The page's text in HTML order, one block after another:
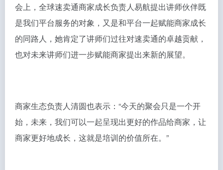
会上，全球速卖通商家成长负责人易航提出讲师伙伴既
是我们平台服务的对象，又是和平台一起赋能商家成长
的同路人，她肯定了讲师们过往对速卖通的卓越贡献，
也对未来讲师们进一步赋能商家提出来新的展望。
商家生态负责人清圆也表示：“今天的聚会只是一个开
始，未来，我们可以一起呈现出更好的作品给商家，让
商家更好地成长，这就是培训的价值所在。”